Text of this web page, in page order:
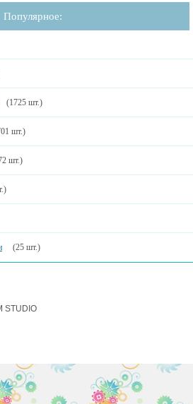
Популярное:
(1725 шт.)
шт.)
шт.)
(25 шт.)
STUDIO